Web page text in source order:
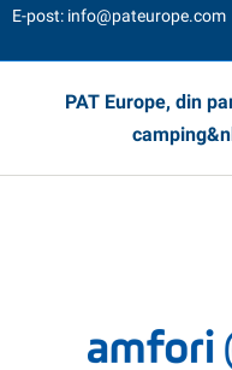
E-post: info@pateurope.com
PAT Europe, din